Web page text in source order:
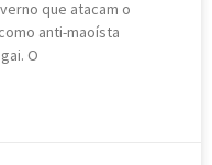
que atacam o
anti-maoísta
O